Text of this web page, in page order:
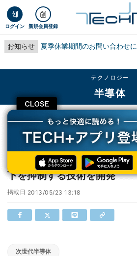
ログイン 新規会員登録
お知らせ 夏季休業期間のお問い合わせ
CLOSE
テクノロジー
半導体
TECH+ テクノロジー
半導体
産総研など、結晶シリコン太陽電池の出力低下を
産総研など、結晶シリコン
下を抑制する技術を開発
掲載日 2013/05/23 13:18
次世代半導体